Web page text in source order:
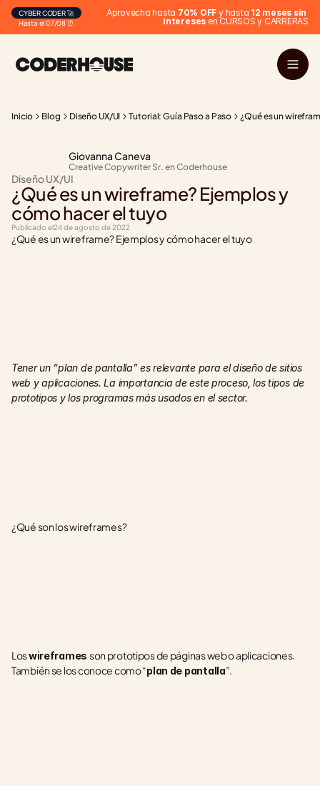
Hasta el 07/08 ⏰
CYBER CODER 🚀 Aprovecha hasta 70% OFF y hasta 12 meses sin
intereses en CURSOS y CARRERAS
Inicio Blog Diseño UX/UI Tutorial: Guía Paso a Paso ¿Qué es un
Giovanna Caneva
Creative Copywriter Sr. en Coderhouse
Diseño UX/UI
¿Qué es un wireframe? Ejemplos y
cómo hacer el tuyo
Publicado el24 de agosto de 2022
¿Qué es un wireframe? Ejemplos y cómo hacer el tuyo
Tener un “plan de pantalla” es relevante para el diseño de sitios
web y aplicaciones. La importancia de este proceso, los tipos de
prototipos y los programas más usados en el sector.
¿Qué son los wireframes?
Los wireframes son prototipos de páginas web o aplicaciones.
También se los conoce como “plan de pantalla”.